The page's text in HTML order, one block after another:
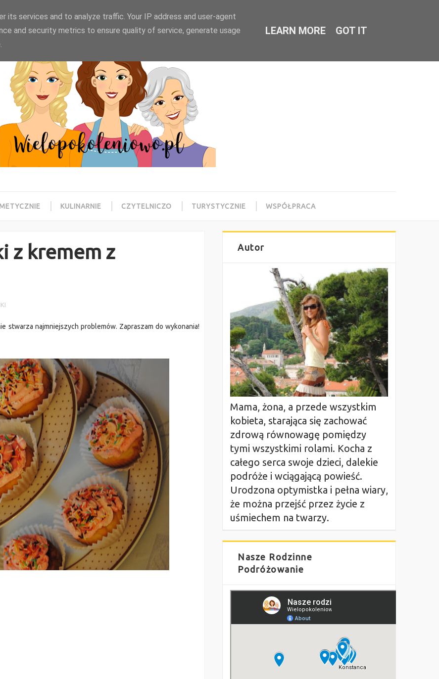
KULINARNIE CZYTELNICZO TURYSTYCZNIE WSPÓŁPRACA
z kremem z
stwarza najmniejszych problemów. Zapraszam do wykonania!
Autor
Mama, żona, a przede wszystkim
kobieta, starająca się zachować
zdrową równowagę pomiędzy
tymi wszystkimi rolami. Kocha z
całego serca swoje dzieci, dalekie
podróże i wciągającą powieść.
Urodzona optymistka i pełna wiary,
że można przejść przez życie z
uśmiechem na twarzy.
Nasze Rodzinne
Podróżowanie
its services and to analyze traffic. Your IP address and user-agent
and security metrics to ensure quality of service, generate usage
LEARN MORE GOT IT